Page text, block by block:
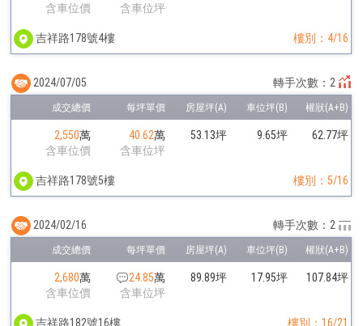
含車位價
含車位坪
吉祥路178號4樓 樓別：4/16
2,550萬
含車位價
40.62萬
含車位坪
53.13坪 9.65坪 62.77坪
吉祥路178號5樓 樓別：5/16
2024/07/05 轉手次數：2
2,680萬
含車位價
24.85萬
含車位坪
89.89坪 17.95坪 107.84坪
吉祥路182號16樓 樓別：16/21
2024/02/16 轉手次數：2